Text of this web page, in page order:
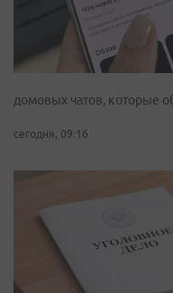
домовых чатов, которые
сегодня, 09:16